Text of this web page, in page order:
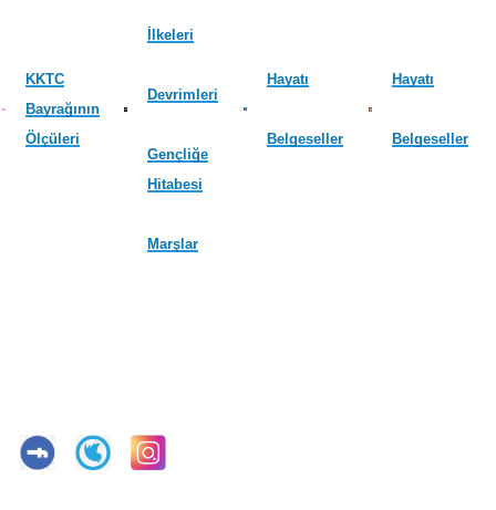
KKTC
Bayrağının
Ölçüleri
İlkeleri
Devrimleri
Gençliğe
Hitabesi
Marşlar
Hayatı
Belgeseller
Hayatı
Belgeseller